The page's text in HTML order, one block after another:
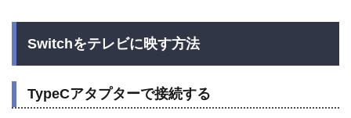
Switchをテレビに映す方法
TypeCアタプターで接続する